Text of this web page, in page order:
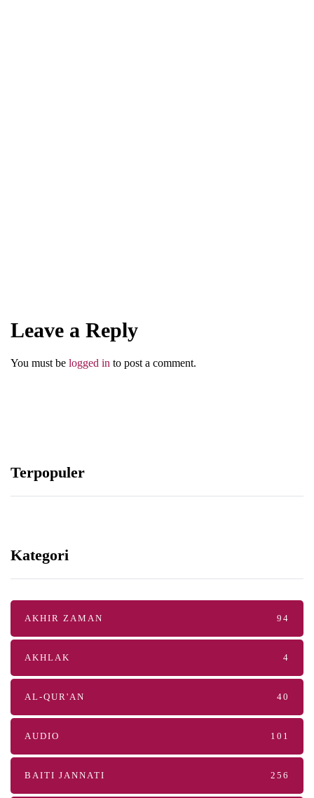
Abu Umar
Leave a Reply
You must be logged in to post a comment.
Terpopuler
Kategori
AKHIR ZAMAN 94
AKHLAK 4
AL-QUR'AN 40
AUDIO 101
BAITI JANNATI 256